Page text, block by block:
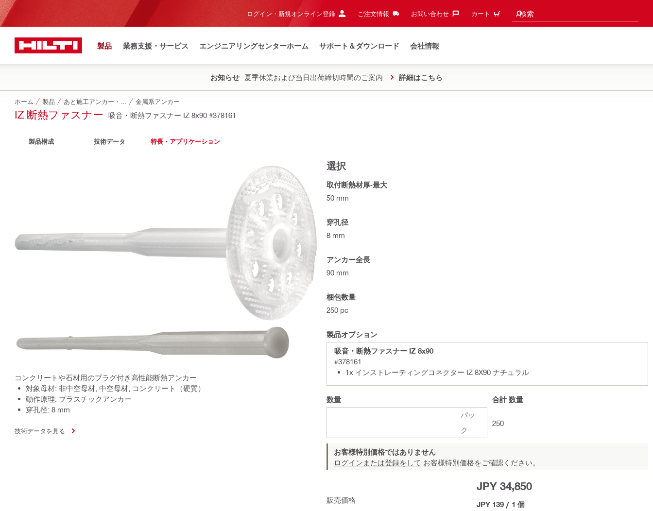
ログイン・新規オンライン登録 ご注文情報 お問い合わせ‎ カート 検索
検索候補
製品 業務支援・サービス エンジニアリングセンターホーム サポート＆ダウンロード 会社情報
お知らせ 夏季休業および当日出荷締切時間のご案内 詳細はこちら
ホーム 製品 金属系アンカー
IZ 断熱ファスナー 吸音・断熱ファスナー IZ 8x90 #378161
製品構成 技術データ 特長・アプリケーション
コンクリートや石材用のプラグ付き高性能断熱アンカー
対象母材: 非中空母材, 中空母材, コンクリート（硬質）
動作原理: プラスチックアンカー
穿孔径: 8 mm
技術データを見る
選択
取付断熱材厚‐最大
50 mm
穿孔径
8 mm
アンカー全長
90 mm
梱包数量
250 pc
製品オプション
吸音・断熱ファスナー IZ 8x90
#378161
1x インストレーティングコネクター IZ 8X90 ナチュラル
数量
パッ
ク
合計数量
250
お客様特別価格ではありません
ログインまたは登録をして お客様特別価格をご確認ください。
販売価格
JPY 34,850
JPY 139 / 1 個